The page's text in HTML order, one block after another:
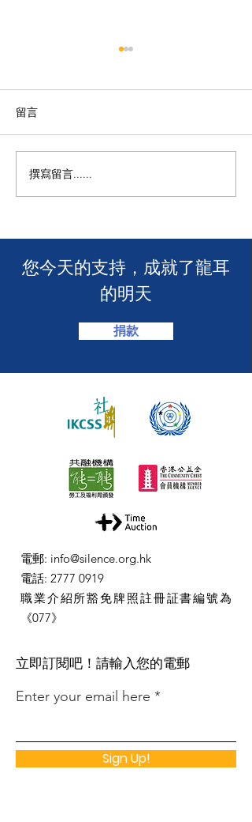
年度慈善自助午餐&晚餐
2025 - 一起創造改變！🎉
留言
撰寫留言......
​您今天的支持，成就了龍耳
的明天
捐款
電郵: info@silence.org.hk
電話: 2777 0919
職業介紹所豁免牌照註冊証書編號為
《077》
​立即訂閱吧！請輸入您的電郵
Enter your email here
Sign Up!